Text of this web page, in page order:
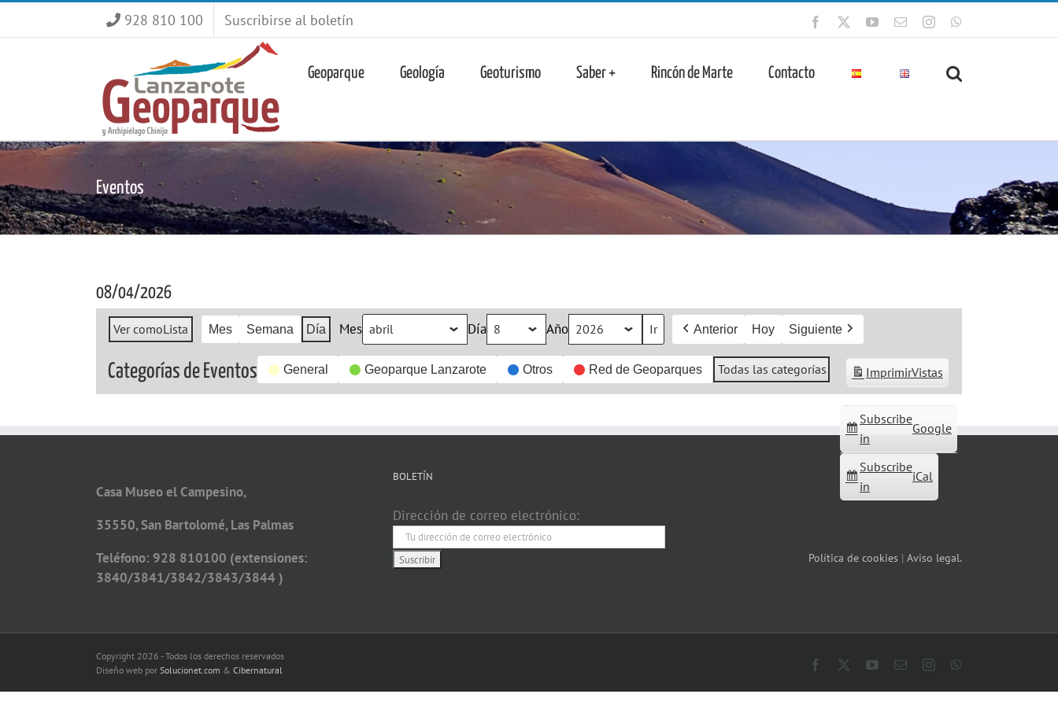
928 810 100 Suscribirse al boletín Facebook YouTube
CorreoInstagram
Geoparque Geología Geoturismo Saber + Rincón de Marte Contacto
Eventos
08/04/2026
Ver comoLista Mes Semana Día Mes Día Año Anterior Hoy Siguiente
Categorías de Eventos General Geoparque Lanzarote Otros Red de Geoparques Todas las categorías
Subscribe
in
Google
Subscribe
in
iCal
ImprimirVistas
Casa Museo el Campesino,
35550, San Bartolomé, Las Palmas
Teléfono: 928 810100 (extensiones:
3840/3841/3842/3843/3844 )
BOLETÍN
Dirección de correo electrónico:
Política de cookies | Aviso legal.
Copyright 2026 - Todos los derechos reservados
Diseño web por Solucionet.com & Cibernatural Facebook YouTube
CorreoInstagram